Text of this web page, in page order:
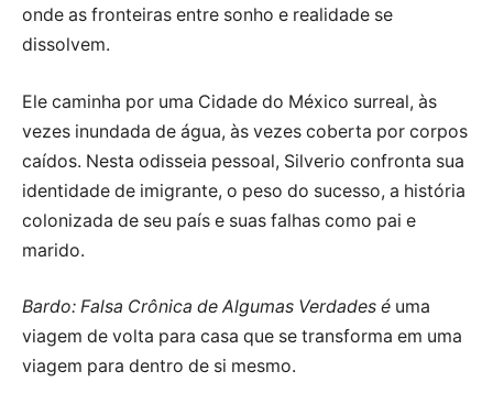
onde as fronteiras entre sonho e realidade se
dissolvem.
Ele caminha por uma Cidade do México surreal, às
vezes inundada de água, às vezes coberta por corpos
caídos. Nesta odisseia pessoal, Silverio confronta sua
identidade de imigrante, o peso do sucesso, a história
colonizada de seu país e suas falhas como pai e
marido.
Bardo: Falsa Crônica de Algumas Verdades é uma
viagem de volta para casa que se transforma em uma
viagem para dentro de si mesmo.